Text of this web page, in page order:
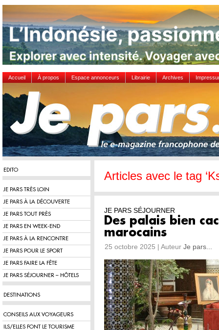
Accueil À propos Espace annonceurs Librairie Archives
EDITO
JE PARS TRÈS LOIN
JE PARS À LA DÉCOUVERTE
JE PARS TOUT PRÈS
JE PARS EN WEEK-END
JE PARS À LA RENCONTRE
JE PARS POUR LE SPORT
JE PARS FAIRE LA FÊTE
JE PARS SÉJOURNER – HÔTELS
DESTINATIONS
CONSEILS AUX VOYAGEURS
ILS/ELLES FONT LE TOURISME
Articles avec le tag
JE PARS SÉJOURNER
Des palais bien
marocains
25 octobre 2025 | Auteur Je pars...